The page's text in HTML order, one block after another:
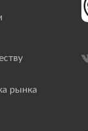
рынка